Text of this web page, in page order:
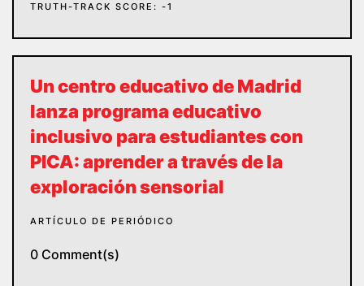
TRUTH-TRACK SCORE: -1
Un centro educativo de Madrid
lanza programa educativo
inclusivo para estudiantes con
PICA: aprender a través de la
exploración sensorial
ARTÍCULO DE PERIÓDICO
0 Comment(s)